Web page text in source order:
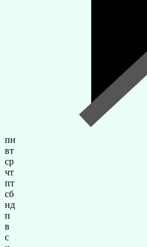
пн
вт
ср
чт
пт
сб
нд
п
в
с